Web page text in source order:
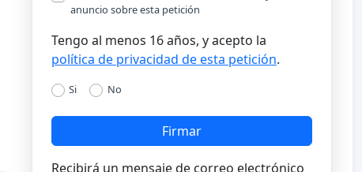
anuncio sobre esta petición
Tengo al menos 16 años, y acepto la
política de privacidad de esta petición.
Si No
Firmar
Recibirá un mensaje de correo electrónico